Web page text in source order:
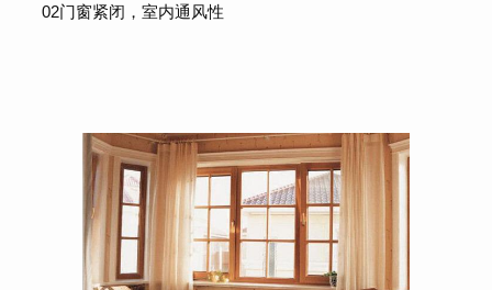
02门窗紧闭，室内通风性